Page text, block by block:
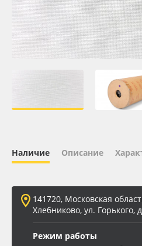
Oracal 641
Orajet 3640
Плёнка монтажная Oratape
ПЭТ листовой
Баннер
Заготовки для сувениров
Наличие Описание
141720, Московская
Хлебниково, ул. Горького,
Режим работы